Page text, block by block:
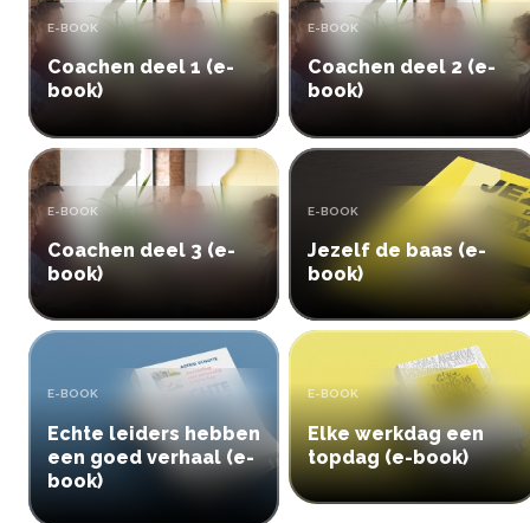
Coachen deel 1 (e-
book)
TYPE:
E-BOOK
Coachen deel 2 (e-
book)
TYPE:
E-BOOK
Coachen deel 3 (e-
book)
TYPE:
E-BOOK
Jezelf de baas (e-
book)
TYPE:
E-BOOK
Echte leiders hebben
een goed verhaal (e-
book)
TYPE:
E-BOOK
Elke werkdag een
topdag (e-book)
TYPE:
E-BOOK